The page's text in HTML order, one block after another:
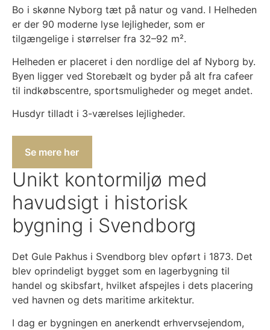
Bo i skønne Nyborg tæt på natur og vand. I Helheden
er der 90 moderne lyse lejligheder, som er
tilgængelige i størrelser fra 32–92 m².
Helheden er placeret i den nordlige del af Nyborg by.
Byen ligger ved Storebælt og byder på alt fra cafeer
til indkøbscentre, sportsmuligheder og meget andet.
Husdyr tilladt i 3-værelses lejligheder.
Se mere her
Unikt kontormiljø med
havudsigt i historisk
bygning i Svendborg
Det Gule Pakhus i Svendborg blev opført i 1873. Det
blev oprindeligt bygget som en lagerbygning til
handel og skibsfart, hvilket afspejles i dets placering
ved havnen og dets maritime arkitektur.
I dag er bygningen en anerkendt erhvervsejendom,